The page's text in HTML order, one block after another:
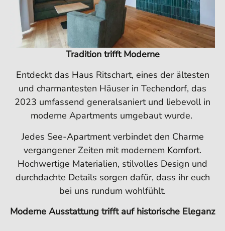
Tradition trifft Moderne
Entdeckt das Haus Ritschart, eines der ältesten
und charmantesten Häuser in Techendorf, das
2023 umfassend generalsaniert und liebevoll in
moderne Apartments umgebaut wurde.
Jedes See-Apartment verbindet den Charme
vergangener Zeiten mit modernem Komfort.
Hochwertige Materialien, stilvolles Design und
durchdachte Details sorgen dafür, dass ihr euch
bei uns rundum wohlfühlt.
Moderne Ausstattung trifft auf historische Eleganz